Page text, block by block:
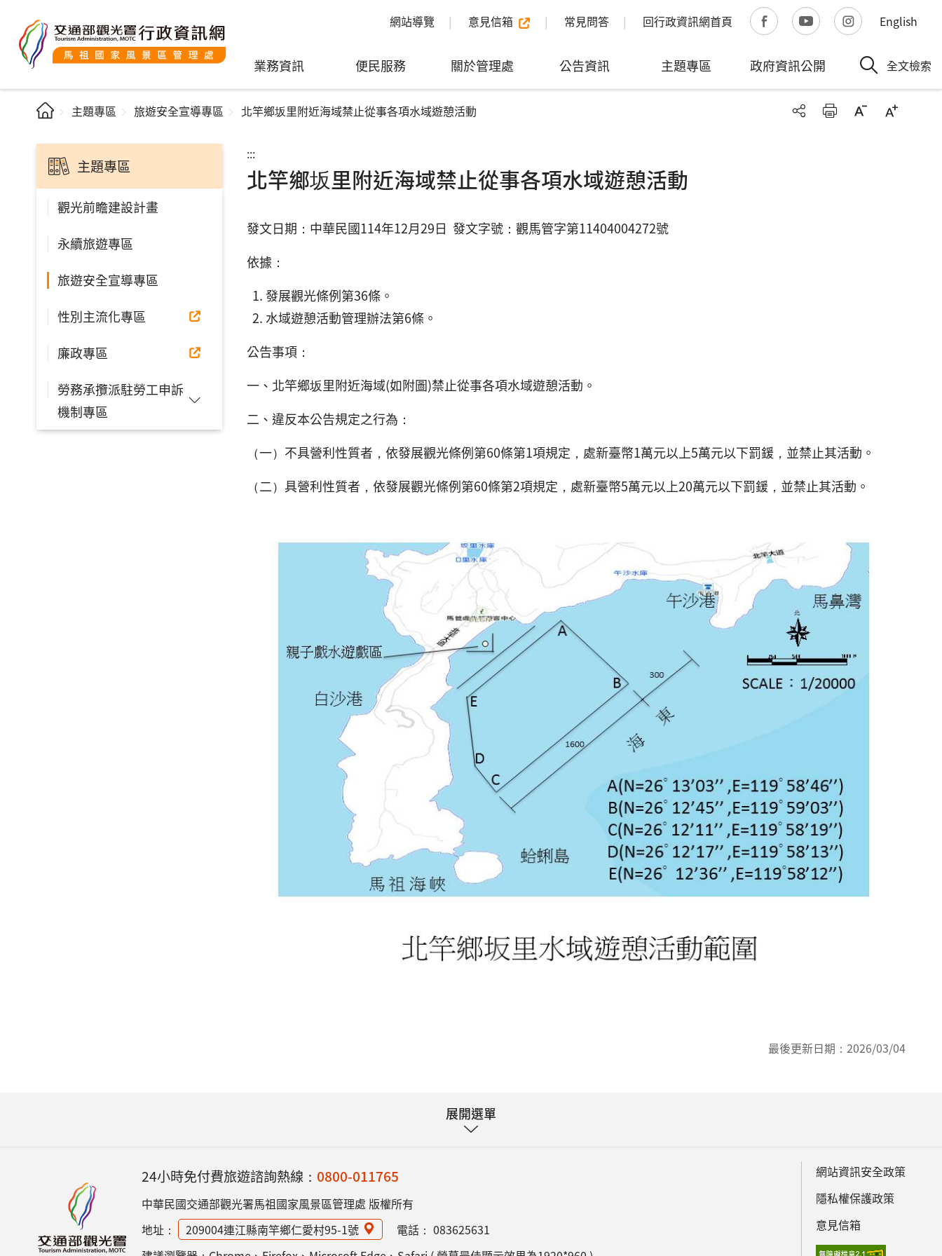
網站導覽 意見信箱 常見問答 回行政資訊網首頁 English
業務資訊 便民服務 關於管理處 公告資訊 主題專區 政府資訊公開 全文檢索
主題專區 旅遊安全宣導專區 北竿鄉坂里附近海域禁止從事各項水域遊憩活動
主題專區
觀光前瞻建設計畫
永續旅遊專區
旅遊安全宣導專區
性別主流化專區
廉政專區
勞務承攬派駐勞工申訴
機制專區
:::
北竿鄉坂里附近海域禁止從事各項水域遊憩活動
發文日期：中華民國114年12月29日 發文字號：觀馬管字第11404004272號
依據：
發展觀光條例第36條。
水域遊憩活動管理辦法第6條。
公告事項：
一、北竿鄉坂里附近海域(如附圖)禁止從事各項水域遊憩活動。
二、違反本公告規定之行為：
（一）不具營利性質者，依發展觀光條例第60條第1項規定，處新臺幣1萬元以上5萬元以下罰鍰，並禁止其活動。
（二）具營利性質者，依發展觀光條例第60條第2項規定，處新臺幣5萬元以上20萬元以下罰鍰，並禁止其活動。
最後更新日期： 2026/03/04
展開選單
24小時免付費旅遊諮詢熱線： 0800-011765
中華民國交通部觀光署馬祖國家風景區管理處 版權所有
地址：
209004連江縣南竿鄉仁愛村95-1號 電話： 083625631
網站資訊安全政策
隱私權保護政策
意見信箱